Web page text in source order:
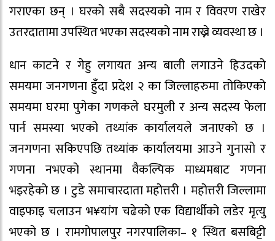
गराएका छन् । घरको सबै सदस्यको नाम र विवरण राखेर
उतरदातामा उपस्थित भएका सदस्यको नाम राख्ने व्यवस्था छ ।
धान काटने र गेहु लगायत अन्य बाली लगाउने हिउदको
समयमा जनगणना हुँदा प्रदेश २ का जिल्लाहरुमा तोकिएको
समयमा घरमा पुगेका गणकले घरमुली र अन्य सदस्य फेला
पार्न समस्या भएको तथ्यांक कार्यालयले जनाएको छ ।
जनगणना सकिएपछि तथ्यांक कार्यालयमा आउने गुनासो र
गणना नभएको स्थानमा वैकल्पिक माध्यमबाट गणना
भइरहेको छ । टुडे समाचारदाता महोत्तरी । महोत्तरी जिल्लामा
वाइफाइ चलाउन भ¥यांग चढेको एक विद्यार्थीको लडेर मृत्यु
भएको छ । रामगोपालपुर नगरपालिका– १ स्थित बसबिट्टी